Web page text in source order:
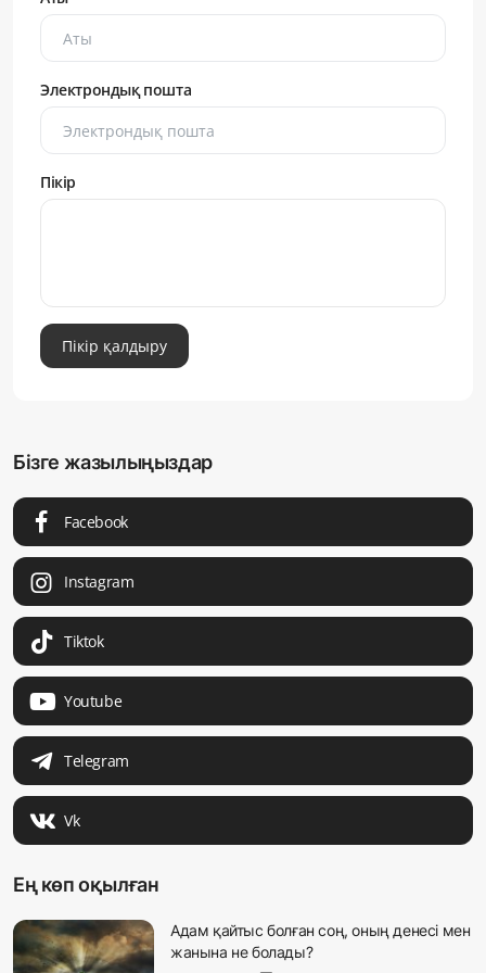
Электрондық пошта
Пікір
Пікір қалдыру
Бізге жазылыңыздар
Facebook
Instagram
Tiktok
Youtube
Telegram
Vk
Ең көп оқылған
Адам қайтыс болған соң, оның денесі мен
жанына не болады?